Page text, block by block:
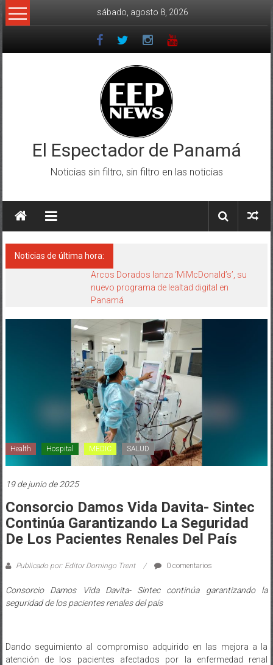
Saltar
al
sábado, agosto 8, 2026
El Espectador de Panamá
Noticias sin filtro, sin filtro en las noticias
Noticias de última hora:
Arcos Dorados lanza ‘MiMcDonald’s’, su
nuevo programa de lealtad digital en
Panamá
Health Hospital MEDIC SALUD
19 de junio de 2025
Consorcio Damos Vida Davita- Sintec
Continúa Garantizando La Seguridad
De Los Pacientes Renales Del País
Publicado por: Editor Domingo Trent 0 comentarios
Consorcio Damos Vida Davita- Sintec continúa garantizando la
seguridad de los pacientes renales del país
Dando seguimiento al compromiso adquirido en las mejora a la
atención de los pacientes afectados por la enfermedad renal